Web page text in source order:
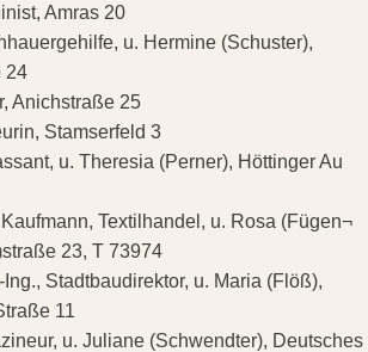
Amras 20
u. Hermine (Schuster),
24
Anichstraße 25
Stamserfeld 3
u. Theresia (Perner), Höttinger Au
Textilhandel, u. Rosa (Fügen¬
23, T 73974
Stadtbaudirektor, u. Maria (Flöß),
11
u. Juliane (Schwendter), Deutsches